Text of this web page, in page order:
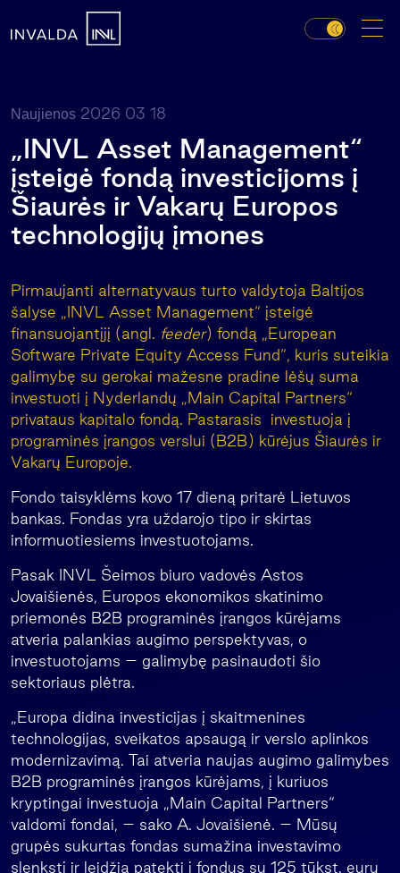
Naujienos 2026 03 18
„INVL Asset Management“
įsteigė fondą investicijoms į
Šiaurės ir Vakarų Europos
technologijų įmones
Pirmaujanti alternatyvaus turto valdytoja Baltijos
šalyse „INVL Asset Management“ įsteigė
finansuojantįjį (angl. feeder) fondą „European
Software Private Equity Access Fund“, kuris suteikia
galimybę su gerokai mažesne pradine lėšų suma
investuoti į Nyderlandų „Main Capital Partners“
privataus kapitalo fondą. Pastarasis investuoja į
programinės įrangos verslui (B2B) kūrėjus Šiaurės ir
Vakarų Europoje.
Fondo taisyklėms kovo 17 dieną pritarė Lietuvos
bankas. Fondas yra uždarojo tipo ir skirtas
informuotiesiems investuotojams.
Pasak INVL Šeimos biuro vadovės Astos
Jovaišienės, Europos ekonomikos skatinimo
priemonės B2B programinės įrangos kūrėjams
atveria palankias augimo perspektyvas, o
investuotojams – galimybę pasinaudoti šio
sektoriaus plėtra.
„Europa didina investicijas į skaitmenines
technologijas, sveikatos apsaugą ir verslo aplinkos
modernizavimą. Tai atveria naujas augimo galimybes
B2B programinės įrangos kūrėjams, į kuriuos
kryptingai investuoja „Main Capital Partners“
valdomi fondai, – sako A. Jovaišienė. – Mūsų
grupės sukurtas fondas sumažina investavimo
slenkstį ir leidžia patekti į fondus su 125 tūkst. eurų